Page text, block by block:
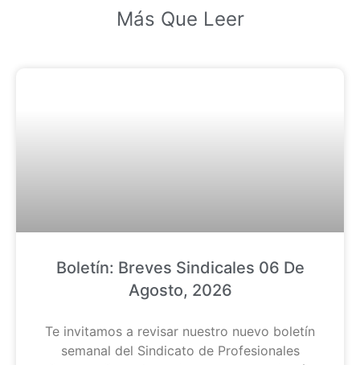
Más Que Leer
Boletín: Breves Sindicales 06 De
Agosto, 2026
Te invitamos a revisar nuestro nuevo boletín
semanal del Sindicato de Profesionales